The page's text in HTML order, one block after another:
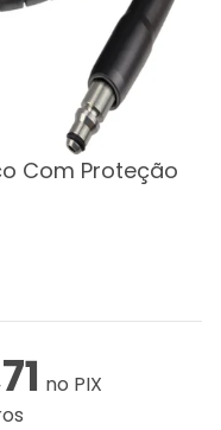
Com Proteção
no PIX